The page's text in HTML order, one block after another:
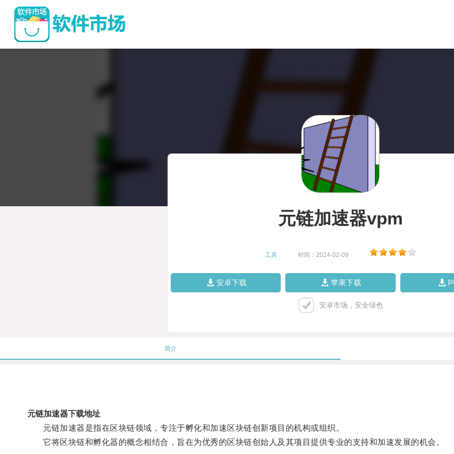
元链加速器vpm
工具 时间：2024-02-09
安卓下载 苹果下载
安卓市场，安全绿色
简介
元链加速器下载地址
元链加速器是指在区块链领域，专注于孵化和加速区块链创新项目的机构或组织。
它将区块链和孵化器的概念相结合，旨在为优秀的区块链创始人及其项目提供专业的支持和加速发展的机会。